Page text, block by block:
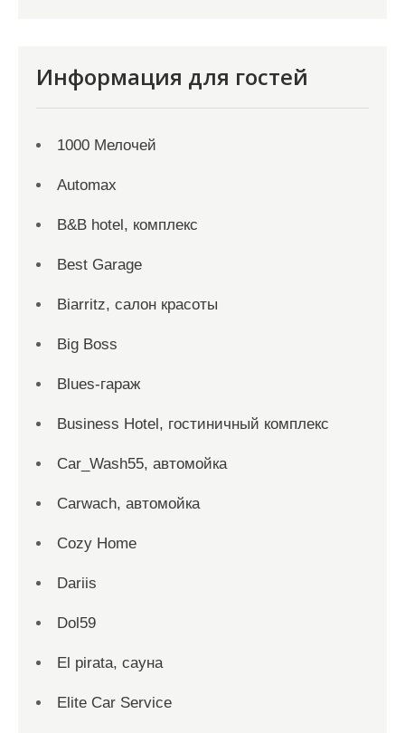
Информация для гостей
1000 Мелочей
Automax
B&B hotel, комплекс
Best Garage
Biarritz, салон красоты
Big Boss
Blues-гараж
Business Hotel, гостиничный комплекс
Car_Wash55, автомойка
Carwach, автомойка
Cozy Home
Dariis
Dol59
El pirata, сауна
Elite Car Service